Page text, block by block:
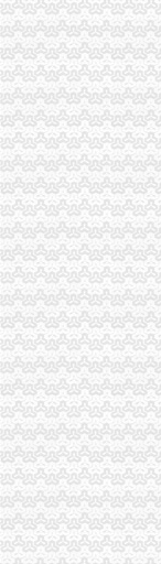
市分公司营业执照注